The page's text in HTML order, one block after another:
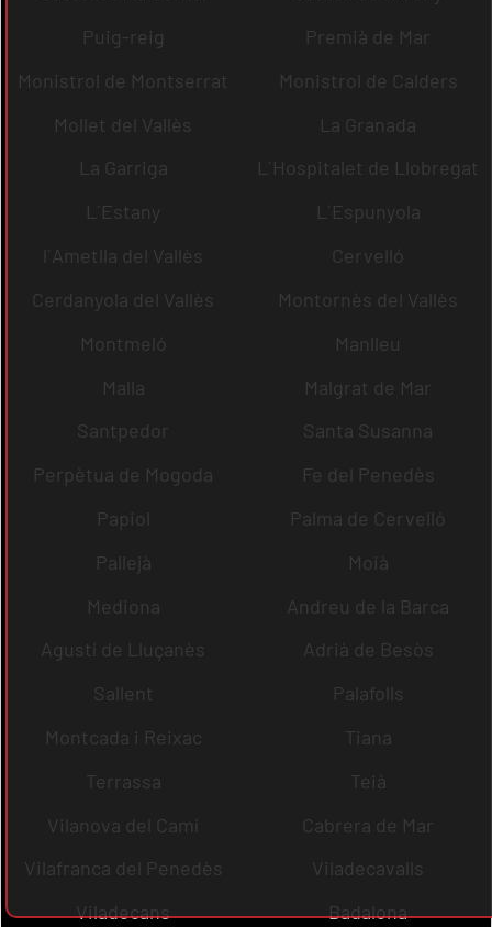
Puig-reig
Premià de Mar
Monistrol de Montserrat
Monistrol de Calders
Mollet del Vallès
La Granada
La Garriga
L´Hospitalet de Llobregat
L´Estany
L´Espunyola
l´Ametlla del Vallès
Cervelló
Cerdanyola del Vallès
Montornès del Vallès
Montmeló
Manlleu
Malla
Malgrat de Mar
Santpedor
Santa Susanna
Perpètua de Mogoda
Fe del Penedès
Papiol
Palma de Cervelló
Pallejà
Moià
Mediona
Andreu de la Barca
Agustí de Lluçanès
Adrià de Besòs
Sallent
Palafolls
Montcada i Reixac
Tiana
Terrassa
Teià
Vilanova del Camí
Cabrera de Mar
Vilafranca del Penedès
Viladecavalls
Viladecans
Badalona